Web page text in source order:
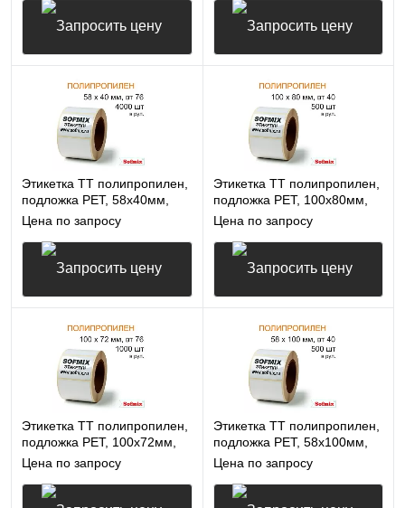
Запросить цену Запросить цену
Этикетка ТТ полипропилен,
подложка РЕТ, 58х40мм,
4000 в рул, вт76, 14115
Цена по запросу
Запросить цену
Этикетка ТТ полипропилен,
подложка РЕТ, 100х80мм,
500 в рул, вт40, 14115
Цена по запросу
Запросить цену
Этикетка ТТ полипропилен,
подложка РЕТ, 100х72мм,
1000 в рул, вт76, 14115
Цена по запросу
Этикетка ТТ полипропилен,
подложка РЕТ, 58х100мм,
500 в рул, вт40, 14115
Цена по запросу